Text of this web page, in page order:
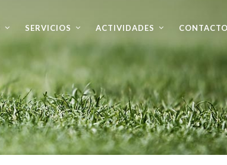
SERVICIOS ACTIVIDADES CONTACTO